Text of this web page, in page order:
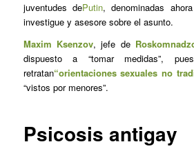
juventudes dePutin, denominadas ahora
investigue y asesore sobre el asunto.
Maxim Ksenzov, jefe de
dispuesto a “tomar medidas”,
retratan“orientaciones sexuales no
“vistos por menores”.
Psicosis antigay